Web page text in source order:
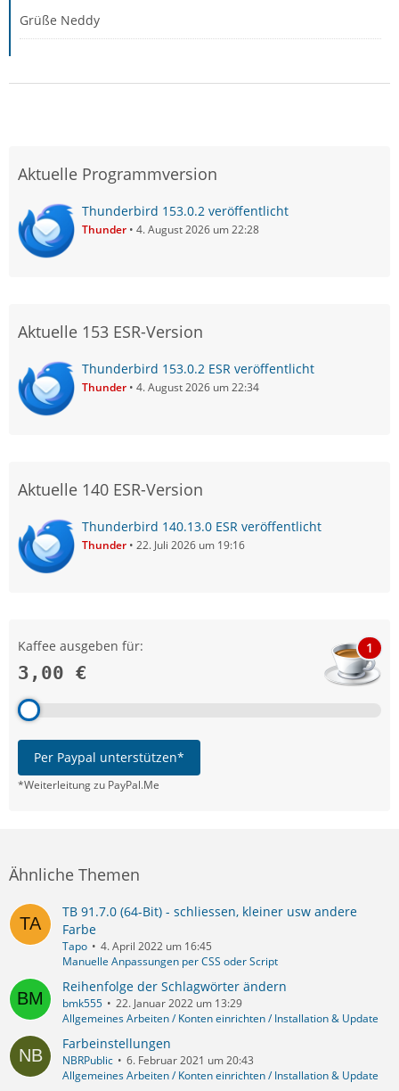
Grüße Neddy
Aktuelle Programmversion
Thunderbird 153.0.2 veröffentlicht
Thunder 4. August 2026 um 22:28
Aktuelle 153 ESR-Version
Thunderbird 153.0.2 ESR veröffentlicht
Thunder 4. August 2026 um 22:34
Aktuelle 140 ESR-Version
Thunderbird 140.13.0 ESR veröffentlicht
Thunder 22. Juli 2026 um 19:16
Kaffee ausgeben für:
3,00 €
1
Per Paypal unterstützen*
*Weiterleitung zu PayPal.Me
Ähnliche Themen
TB 91.7.0 (64-Bit) - schliessen, kleiner usw andere
Farbe
Tapo
4. April 2022 um 16:45
Manuelle Anpassungen per CSS oder Script
Reihenfolge der Schlagwörter ändern
bmk555
22. Januar 2022 um 13:29
Allgemeines Arbeiten / Konten einrichten / Installation & Update
Farbeinstellungen
NBRPublic
6. Februar 2021 um 20:43
Allgemeines Arbeiten / Konten einrichten / Installation & Update